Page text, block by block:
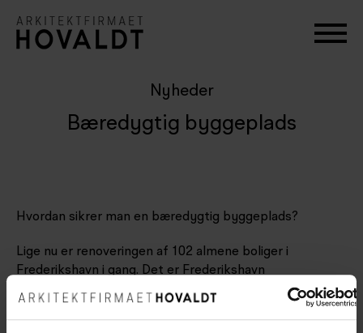
Nyheder
Bæredygtig byggeplads
Hvordan sikrer man en bæredygtig byggeplads?
Lige nu er renoveringen af 102 almene boliger i
Frederikshavn i gang. Det er Frederikshavn
Boligforening, der er bygherre på renoveringsprojektet,
som skal DGNB-certificeres til sølv. Det betyder, at der